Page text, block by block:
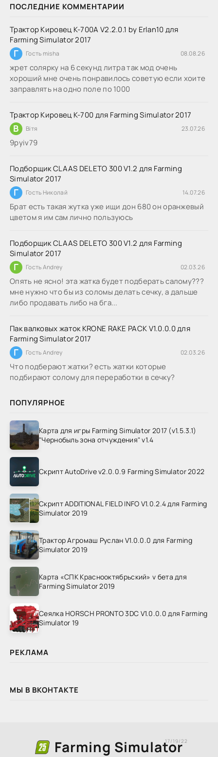
ПОСЛЕДНИЕ КОММЕНТАРИИ
Трактор Кировец К-700А V2.2.0.1 by Erlan10 для
Farming Simulator 2017
Г Гость misha 08.08.26
жрет солярку на 6 секунд литра так мод очень
хороший мне очень понравилось советую если хоите
заправлять на одно поле по 1000
Трактор Кировец К-700 для Farming Simulator 2017
В Вітя 23.07.26
9руіv79
Подборщик CLAAS DELETO 300 V1.2 для Farming
Simulator 2017
Г Гость Николай 14.07.26
Брат есть такая жутка уже ищи дон 680 он оранжевый
цветом я им сам лично пользуюсь
Подборщик CLAAS DELETO 300 V1.2 для Farming
Simulator 2017
Г Гость Andrey 02.03.26
Опять не ясно! эта жатка будет подберать салому???
мне нужно что бы из соломы делать сечку, а дальше
либо продавать либо на бга...
Пак валковых жаток KRONE RAKE PACK V1.0.0.0 для
Farming Simulator 2017
Г Гость Andrey 02.03.26
Что подберают жатки? есть жатки которые
подбирают солому для переработки в сечку?
ПОПУЛЯРНОЕ
Карта для игры Farming Simulator 2017 (v1.5.3.1)
"Чернобыль зона отчуждения" v1.4
Скрипт AutoDrive v2.0.0.9 Farming Simulator 2022
Скрипт ADDITIONAL FIELD INFO V1.0.2.4 для Farming
Simulator 2019
Трактор Агромаш Руслан V1.0.0.0 для Farming
Simulator 2019
Карта «СПК Краснооктябрьский» v бета для
Farming Simulator 2019
Сеялка HORSCH PRONTO 3DC V1.0.0.0 для Farming
Simulator 19
РЕКЛАМА
МЫ В ВКОНТАКТЕ
Farming Simulator
17/19/22